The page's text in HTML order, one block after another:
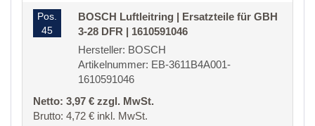
Pos.
45
BOSCH Luftleitring | Ersatzteile für GBH
3-28 DFR | 1610591046
Hersteller: BOSCH
Artikelnummer: EB-3611B4A001-
1610591046
Netto: 3,97 € zzgl. MwSt.
Brutto: 4,72 € inkl. MwSt.